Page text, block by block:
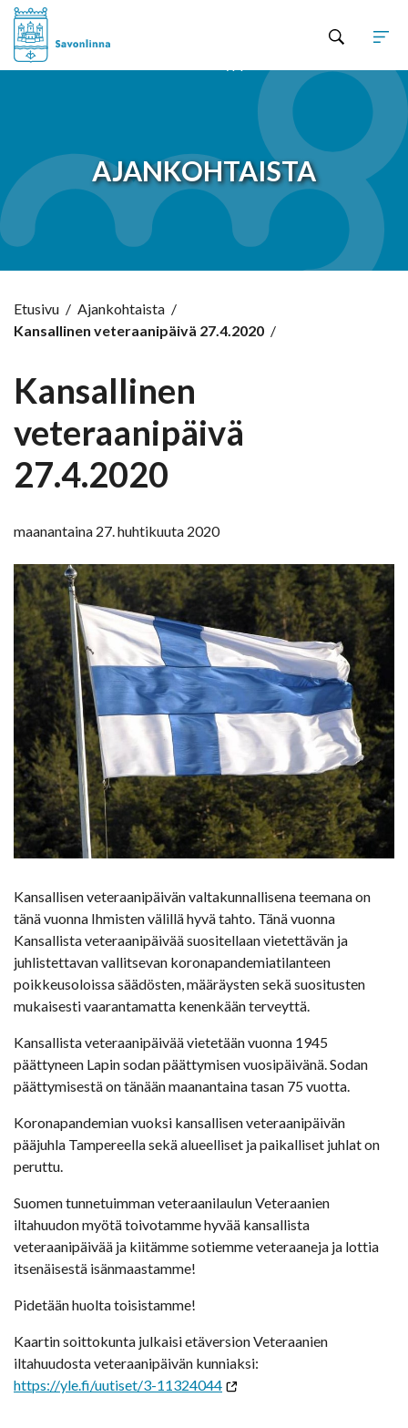
AJANKOHTAISTA
Etusivu / Ajankohtaista /
Kansallinen veteraanipäivä 27.4.2020 /
Kansallinen
veteraanipäivä
27.4.2020
maanantaina 27. huhtikuuta 2020
Kansallisen veteraanipäivän valtakunnallisena teemana on
tänä vuonna Ihmisten välillä hyvä tahto. Tänä vuonna
Kansallista veteraanipäivää suositellaan vietettävän ja
juhlistettavan vallitsevan koronapandemiatilanteen
poikkeusoloissa säädösten, määräysten sekä suositusten
mukaisesti vaarantamatta kenenkään terveyttä.
Kansallista veteraanipäivää vietetään vuonna 1945
päättyneen Lapin sodan päättymisen vuosipäivänä. Sodan
päättymisestä on tänään maanantaina tasan 75 vuotta.
Koronapandemian vuoksi kansallisen veteraanipäivän
pääjuhla Tampereella sekä alueelliset ja paikalliset juhlat on
peruttu.
Suomen tunnetuimman veteraanilaulun Veteraanien
iltahuudon myötä toivotamme hyvää kansallista
veteraanipäivää ja kiitämme sotiemme veteraaneja ja lottia
itsenäisestä isänmaastamme!
Pidetään huolta toisistamme!
Kaartin soittokunta julkaisi etäversion Veteraanien
iltahuudosta veteraanipäivän kunniaksi:
https://yle.fi/uutiset/3-11324044